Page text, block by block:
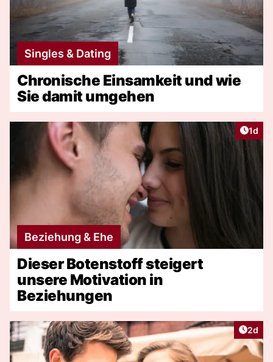
Singles & Dating
Chronische Einsamkeit und wie
Sie damit umgehen
1d
Beziehung & Ehe
Dieser Botenstoff steigert
unsere Motivation in
Beziehungen
2d